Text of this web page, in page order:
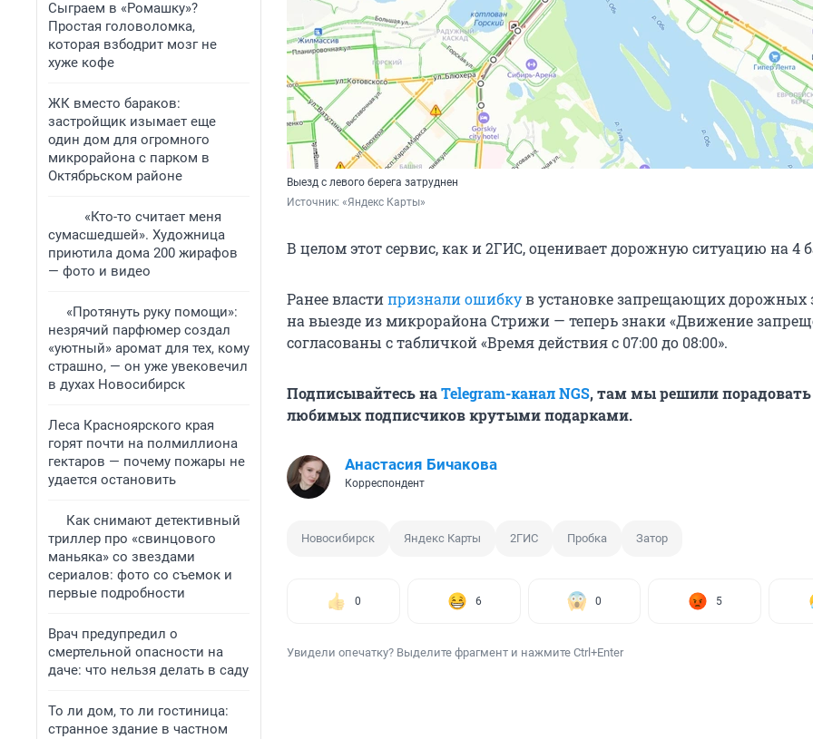
Сыграем в «Ромашку»?
Простая головоломка,
которая взбодрит мозг не
хуже кофе
ЖК вместо бараков:
застройщик изымает еще
один дом для огромного
микрорайона с парком в
Октябрьском районе
«Кто-то считает меня
сумасшедшей». Художница
приютила дома 200 жирафов
— фото и видео
«Протянуть руку помощи»:
незрячий парфюмер создал
«уютный» аромат для тех, кому
страшно, — он уже увековечил
в духах Новосибирск
Леса Красноярского края
горят почти на полмиллиона
гектаров — почему пожары не
удается остановить
Как снимают детективный
триллер про «свинцового
маньяка» со звездами
сериалов: фото со съемок и
первые подробности
Врач предупредил о
смертельной опасности на
даче: что нельзя делать в саду
То ли дом, то ли гостиница:
странное здание в частном
Выезд с левого берега затруднен
Источник: «Яндекс Карты»
В целом этот сервис, как и 2ГИС, оценивает дорожную ситуацию на 4
Ранее властипризнали ошибкув установке запрещающих дорожных
на выезде из микрорайона Стрижи — теперь знаки «Движение
согласованы с табличкой «Время действия с 07:00 до 08:00».
Подписывайтесь наTelegram-канал NGS, там мы решили порадовать
любимых подписчиков крутыми подарками.
Анастасия Бичакова
Корреспондент
Новосибирск Яндекс Карты 2ГИС Пробка Затор
0 6 0 5
Увидели опечатку? Выделите фрагмент и нажмите Ctrl+Enter